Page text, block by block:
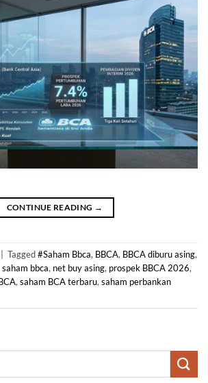
CONTINUE READING →
Tagged#Saham Bbca, BBCA, BBCA diburu asing,
bbca, net buy asing, prospek BBCA 2026,
,saham BCA terbaru,saham perbankan